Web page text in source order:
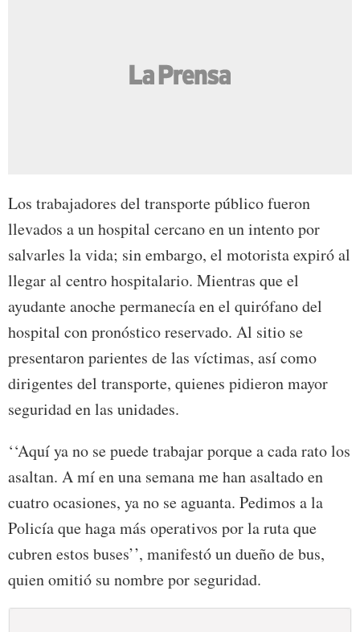
Los trabajadores del transporte público fueron
llevados a un hospital cercano en un intento por
salvarles la vida; sin embargo, el motorista expiró al
llegar al centro hospitalario. Mientras que el
ayudante anoche permanecía en el quirófano del
hospital con pronóstico reservado. Al sitio se
presentaron parientes de las víctimas, así como
dirigentes del transporte, quienes pidieron mayor
seguridad en las unidades.
‘‘Aquí ya no se puede trabajar porque a cada rato los
asaltan. A mí en una semana me han asaltado en
cuatro ocasiones, ya no se aguanta. Pedimos a la
Policía que haga más operativos por la ruta que
cubren estos buses’’, manifestó un dueño de bus,
quien omitió su nombre por seguridad.